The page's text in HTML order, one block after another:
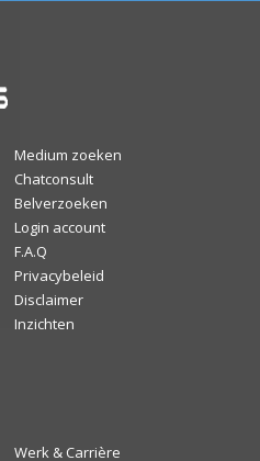
Medium zoeken
Chatconsult
Belverzoeken
Login account
F.A.Q
Privacybeleid
Disclaimer
Inzichten
Werk & Carrière